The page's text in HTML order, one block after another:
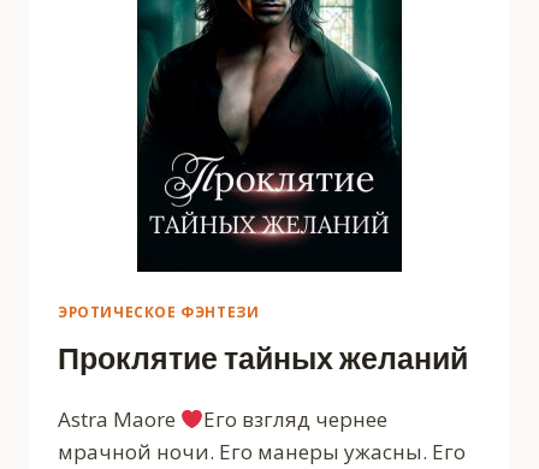
ЭРОТИЧЕСКОЕ ФЭНТЕЗИ
Проклятие тайных желаний
Astra Maore
Его взгляд чернее
мрачной ночи. Его манеры ужасны. Его